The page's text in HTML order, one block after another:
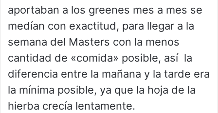
aportaban a los greenes mes a mes se
medían con exactitud, para llegar a la
semana del Masters con la menos
cantidad de «comida» posible, así la
diferencia entre la mañana y la tarde era
la mínima posible, ya que la hoja de la
hierba crecía lentamente.